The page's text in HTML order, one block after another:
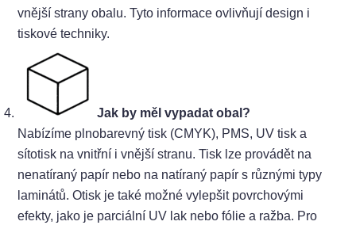
vnější strany obalu. Tyto informace ovlivňují design i
tiskové techniky.
Jak by měl vypadat obal?
Nabízíme plnobarevný tisk (CMYK), PMS, UV tisk a
sítotisk na vnitřní i vnější stranu. Tisk lze provádět na
nenatíraný papír nebo na natíraný papír s různými typy
laminátů. Otisk je také možné vylepšit povrchovými
efekty, jako je parciální UV lak nebo fólie a ražba. Pro